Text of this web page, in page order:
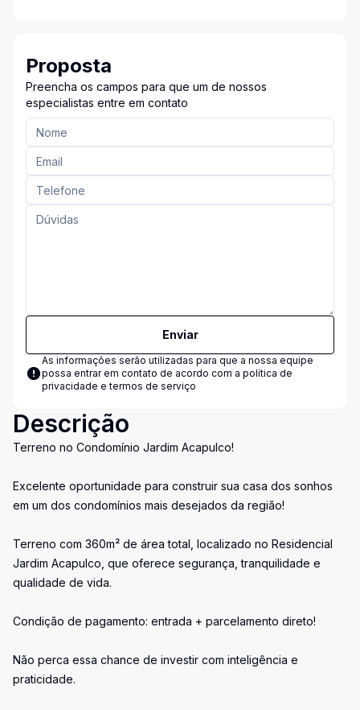
Proposta
Preencha os campos para que um de nossos
especialistas entre em contato
Enviar
As informações serão utilizadas para que a nossa equipe
possa entrar em contato de acordo com a política de
privacidade e termos de serviço
Descrição
Terreno no Condomínio Jardim Acapulco!
Excelente oportunidade para construir sua casa dos sonhos
em um dos condomínios mais desejados da região!
Terreno com 360m² de área total, localizado no Residencial
Jardim Acapulco, que oferece segurança, tranquilidade e
qualidade de vida.
Condição de pagamento: entrada + parcelamento direto!
Não perca essa chance de investir com inteligência e
praticidade.